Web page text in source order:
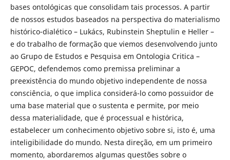
bases ontológicas que consolidam tais processos. A partir
de nossos estudos baseados na perspectiva do materialismo
histórico-dialético – Lukács, Rubinstein Sheptulin e Heller –
e do trabalho de formação que viemos desenvolvendo junto
ao Grupo de Estudos e Pesquisa em Ontologia Critica –
GEPOC, defendemos como premissa preliminar a
preexistência do mundo objetivo independente de nossa
consciência, o que implica considerá-lo como possuidor de
uma base material que o sustenta e permite, por meio
dessa materialidade, que é processual e histórica,
estabelecer um conhecimento objetivo sobre si, isto é, uma
inteligibilidade do mundo. Nesta direção, em um primeiro
momento, abordaremos algumas questões sobre o